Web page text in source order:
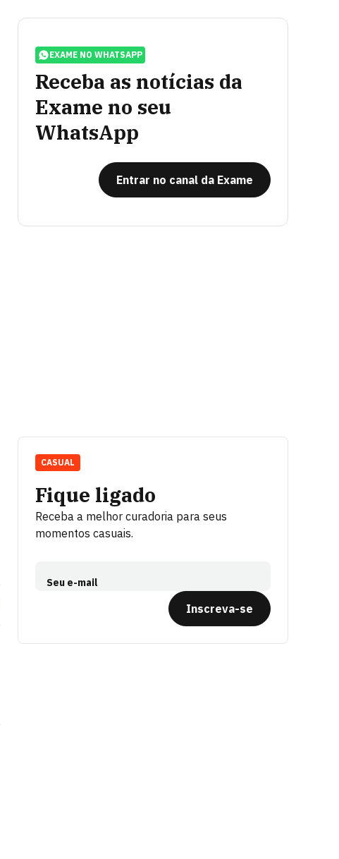
EXAME NO WHATSAPP
Receba as notícias da
Exame no seu
WhatsApp
Entrar no canal da Exame
Fique ligado
Receba a melhor curadoria para seus
momentos casuais.
Seu e-mail
Inscreva-se
CASUAL